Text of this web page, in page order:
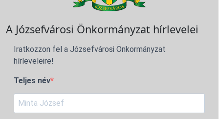
A Józsefvárosi Önkormányzat hírlevelei
Iratkozzon fel a Józsefvárosi Önkormányzat
hírleveleire!
Teljes név